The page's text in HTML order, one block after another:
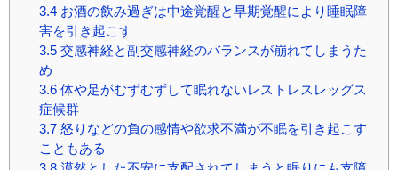
3.4お酒の飲み過ぎは中途覚醒と早期覚醒により睡眠障
害を引き起こす
3.5交感神経と副交感神経のバランスが崩れてしまうた
め
3.6体や足がむずむずして眠れないレストレスレッグス
症候群
3.7怒りなどの負の感情や欲求不満が不眠を引き起こす
こともある